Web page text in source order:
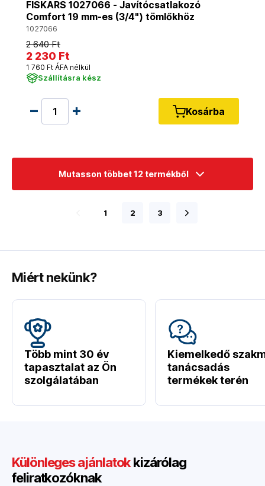
FISKARS 1027066 - Javítócsatlakozó
Comfort 19 mm-es (3/4") tömlőkhöz
1027066
2 640 Ft
2 230 Ft
1 760 Ft ÁFA nélkül
Szállításra kész
Kosárba
Mutasson többet 12 termékből
1 2 3
Miért nekünk?
Több mint 30 év
tapasztalat az Ön
szolgálatában
Kiemelkedő
tanácsadás
termékek terén
Különleges ajánlatokkizárólag
feliratkozóknak